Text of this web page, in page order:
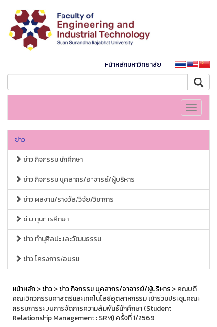
หน้าหลักมหาวิทยาลัย
Toggle
ข่าว
ข่าว กิจกรรม นักศึกษา
ข่าว กิจกรรม บุคลากร/อาจารย์/ผู้บริหาร
ข่าว ผลงาน/รางวัล/วิจัย/วิชาการ
ข่าว ทุนการศึกษา
ข่าว ทำนุศิลปะและวัฒนธรรม
ข่าว โครงการ/อบรม
หน้าหลัก>ข่าว>ข่าว กิจกรรม บุคลากร/อาจารย์/ผู้บริหาร > คณบดี
คณะวิศวกรรมศาสตร์และเทคโนโลยีอุตสาหกรรม เข้าร่วมประชุมคณะ
กรรมการระบบการจัดการความสัมพันธ์นักศึกษา (Student
Relationship Management : SRM) ครั้งที่ 1/2569